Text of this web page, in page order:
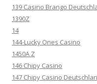
139 Casino Brango
1390Z
14
144-Lucky Ones Casino
1450A Z
146 Chipy Casino
147 Chipy Casino